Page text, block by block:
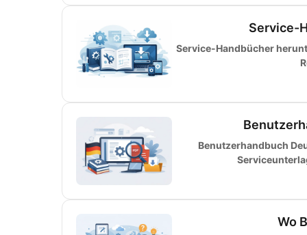
Service-
Service-Handbücher
Benutzerhandbuch
Wo